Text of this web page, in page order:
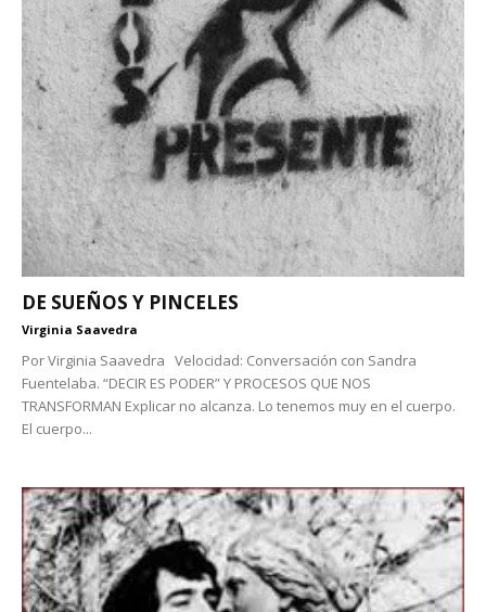
DE SUEÑOS Y PINCELES
Virginia Saavedra
Por Virginia Saavedra Velocidad: Conversación con Sandra
Fuentelaba. “DECIR ES PODER” Y PROCESOS QUE NOS
TRANSFORMAN Explicar no alcanza. Lo tenemos muy en el cuerpo.
El cuerpo...